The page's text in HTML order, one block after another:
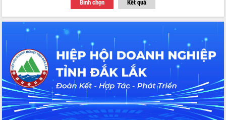
Thứ trưởng Bộ Y tế làm việc với tỉnh
Đắk Lắk về phát triển nhân lực y tế
cho trạm y tế cấp xã
Du lịch Đắk Lắk nâng tầm trải nghiệm
du khách thông qua Hệ thống cơ sở dữ
liệu và Bản đồ số
Tập huấn ứng dụng trí tuệ nhân tạo (AI)
trong thương mại điện tử năm 2026
Đoàn đại biểu Quốc hội tỉnh Đắk Lắk
trao đổi thông tin trước Kỳ họp thứ
nhất, Quốc hội khóa XVI
Bình chọn Kết quả